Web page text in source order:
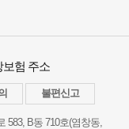
불편신고
B동 710호(염창동,